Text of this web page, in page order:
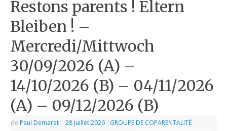
Restons parents ! Eltern
Bleiben ! –
Mercredi/Mittwoch
30/09/2026 (A) –
14/10/2026 (B) – 04/11/2026
(A) – 09/12/2026 (B)
de Paul Demaret | 28 juillet 2026 | GROUPE DE COPARENTALITÉ